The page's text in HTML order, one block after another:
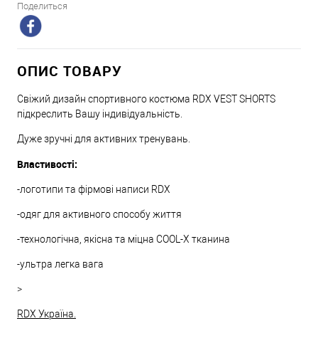
Поделиться
ОПИС ТОВАРУ
Свіжий дизайн спортивного костюма RDX VEST SHORTS
підкреслить Вашу індивідуальність.
Дуже зручні для активних тренувань.
Властивості:
-логотипи та фірмові написи RDX
-одяг для активного способу життя
-технологічна, якісна та міцна COOL-X тканина
-ультра легка вага
>
RDX Україна.